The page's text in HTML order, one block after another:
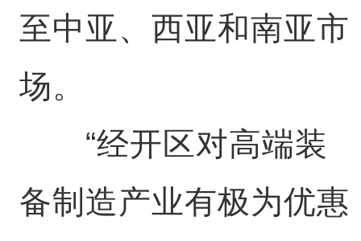
至中亚、西亚和南亚市
场。
“经开区对高端装
备制造产业有极为优惠